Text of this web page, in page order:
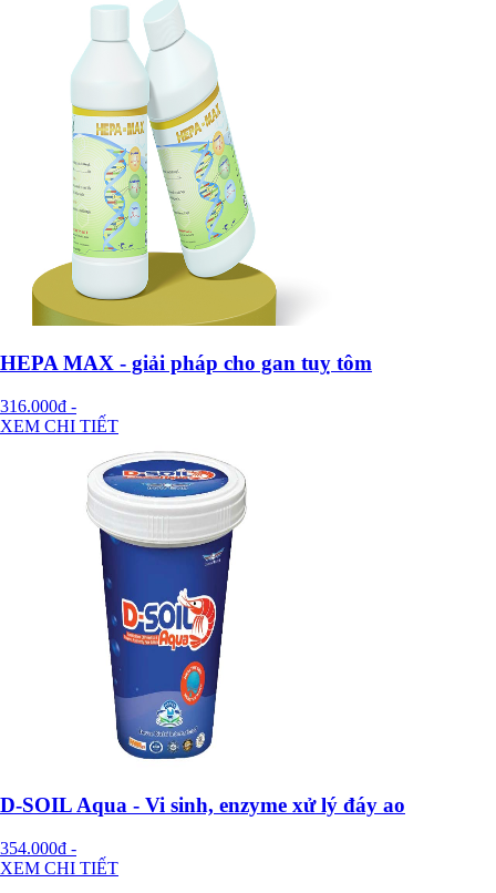
HEPA MAX - giải pháp cho gan tuỵ tôm
316.000đ -
XEM CHI TIẾT
D-SOIL Aqua - Vi sinh, enzyme xử lý đáy ao
354.000đ -
XEM CHI TIẾT